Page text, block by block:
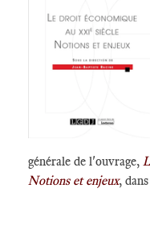
générale de l'ouvrage,
Notions et enjeux,